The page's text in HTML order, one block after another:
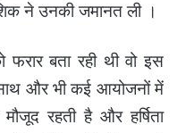
ने उनकी जमानत ली ।
बता रही थी वो इस
साथ और भी कई आयोजनों में
रहती है और हर्षिता